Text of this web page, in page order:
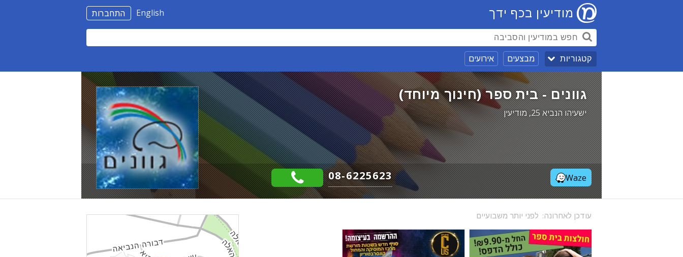
התחברות English מודיעין בכף ידך
קטגוריות מבצעים אירועים
גוונים - בית ספר (חינוך מיוחד)
ישעיהו הנביא 25, מודיעין
Waze
08-6225623
עודכן לאחרונה: לפני יותר משבועיים